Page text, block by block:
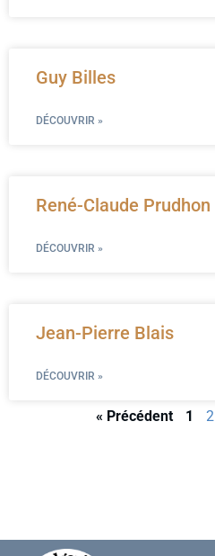
Guy Billes
DÉCOUVRIR »
René-Claude Prudhon
DÉCOUVRIR »
Jean-Pierre Blais
DÉCOUVRIR »
« Précédent 1 2